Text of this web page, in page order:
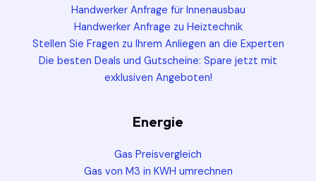
Handwerker Anfrage für Innenausbau
Handwerker Anfrage zu Heiztechnik
Stellen Sie Fragen zu Ihrem Anliegen an die Experten
Die besten Deals und Gutscheine: Spare jetzt mit
exklusiven Angeboten!
Energie
Gas Preisvergleich
Gas von M3 in KWH umrechnen